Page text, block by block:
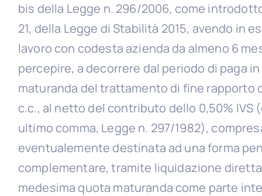
bis della Legge n. 296/2006, come introdotto
21, della Legge di Stabilità 2015, avendo in
lavoro con codesta azienda da almeno 6
percepire, a decorrere dal periodo di paga
maturanda del trattamento di fine rapporto
c.c., al netto del contributo dello 0,50% IVS
ultimo comma, Legge n. 297/1982),
eventualemente destinata ad una forma
complementare, tramite liquidazione
medesima quota maturanda come parte